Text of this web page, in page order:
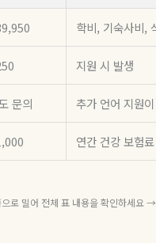
학비, 기숙사비,
지원 시 발생
문의 추가 언어 지원
연간 건강 보험
로 밀어 전체 표 내용을 확인하세요 →